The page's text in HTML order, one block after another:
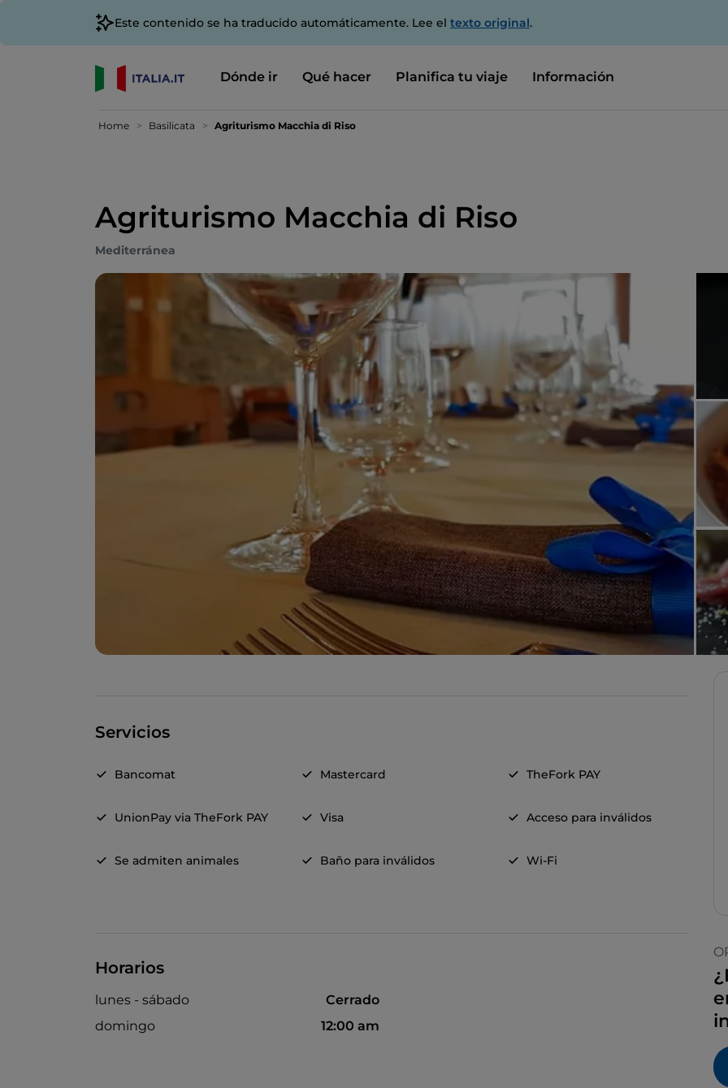
Este contenido se ha traducido automáticamente. Lee el texto original.
Dónde ir Qué hacer Planifica tu viaje Información
Home Basilicata Agriturismo Macchia di Riso
Agriturismo Macchia di Riso
Mediterránea
Servicios
Bancomat Mastercard TheFork PAY
UnionPay via TheFork PAY Visa Acceso para inválidos
Se admiten animales Baño para inválidos Wi-Fi
Horarios
lunes - sábado
Cerrado
domingo
12:00 am